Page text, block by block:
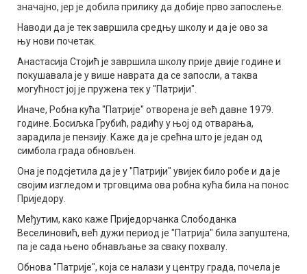
значајно, јер је добила прилику да добије прво запослење.
Наводи да је тек завршила средњу школу и да је ово за
њу нови почетак.
Анастасија Стојић је завршила школу прије двије године и
покушавала је у више наврата да се запосли, а таква
могућност јој је пружена тек у "Патрији".
Иначе, Робна кућа "Патрије" отворена је већ давне 1979.
године. Босиљка Грубић, радићу у њој од отварања,
зарадила је пензију. Каже да је срећна што је један од
симбола града обновљен.
Она је подсјетила да је у "Патрији" увијек било робе и да је
својим изгледом и трговцима ова робна кућа била на понос
Приједору.
Међутим, како каже Приједорчанка Слободанка
Веселиновић, већ дужи период је "Патрија" била запуштена,
па је сада њено обнављање за сваку похвалу.
Обнова "Патрије", која се налази у центру града, почела је